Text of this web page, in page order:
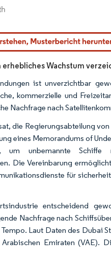
gemäß CC BY 4.0.
Wachstum
ist unverzichtbar
kommerzielle und
Nachfrage nach
die Regierungsabteilung
eines Memorandums of
um unbemannte Schiffe
Die Vereinbarung
für
entscheidend
Nachfrage nach
Laut Daten des Dubai
Emiraten (VAE).